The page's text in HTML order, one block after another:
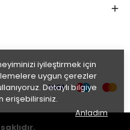
iyileştirmek için
uygun çerezler
Detaylı bilgiye
erişebilirsiniz.
Anladım